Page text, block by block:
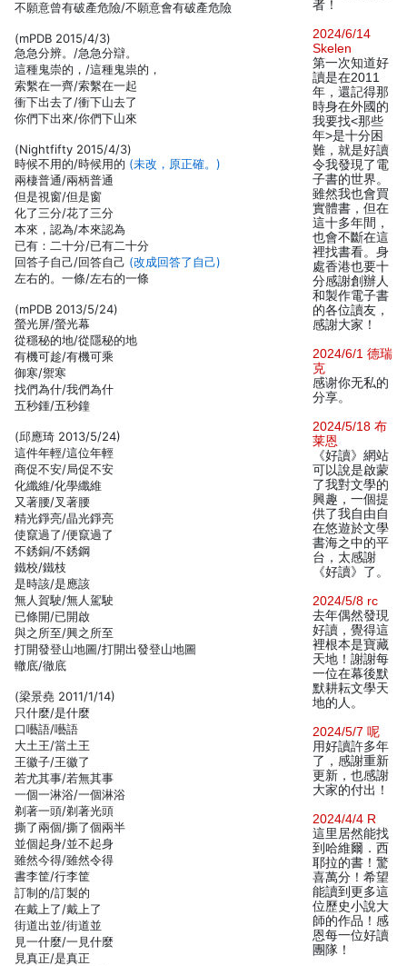
不願意曾有破產危險/不願意會有破產危險
(mPDB 2015/4/3)
急急分辨。/急急分辯。
這種鬼崇的，/這種鬼祟的，
索繫在一齊/索繫在一起
衝下出去了/衝下山去了
你們下出來/你們下山來
(Nightfifty 2015/4/3)
時候不用的/時候用的 (未改，原正確。)
兩棲普通/兩柄普通
但是視窗/但是窗
化了三分/花了三分
本來，認為/本來認為
已有：二十分/已有二十分
回答子自己/回答自己 (改成回答了自己)
左右的。一條/左右的一條
(mPDB 2013/5/24)
螢光屏/螢光幕
從穩秘的地/從隱秘的地
有機可趁/有機可乘
御寒/禦寒
找們為什/我們為什
五秒鍾/五秒鐘
(邱應琦 2013/5/24)
這件年輕/這位年輕
商促不安/局促不安
化纖維/化學纖維
又著腰/叉著腰
精光錚亮/晶光錚亮
使竄過了/便竄過了
不銹銅/不銹鋼
鐵校/鐵枝
是時該/是應該
無人賀駛/無人駕駛
已條開/已開啟
與之所至/興之所至
打開發登山地圖/打開出發登山地圖
轍底/徹底
(梁景堯 2011/1/14)
只什麼/是什麼
口囈語/囈語
大土王/當土王
王徽子/王徽了
若尤其事/若無其事
一個一淋浴/一個淋浴
剃著一頭/剃著光頭
撕了兩個/撕了個兩半
並個起身/並不起身
雖然今得/雖然令得
書李筐/行李筐
訂制的/訂製的
在戴上了/戴上了
街道出並/街道並
見一什麼/一見什麼
見真正/是真正
者！
2024/6/14
Skelen
第一次知道好
讀是在2011
年，還記得那
時身在外國的
我要找<那些
年>是十分困
難，就是好讀
令我發現了電
子書的世界。
雖然我也會買
實體書，但在
這十多年間，
也會不斷在這
裡找書看。身
處香港也要十
分感謝創辦人
和製作電子書
的各位讀友，
感謝大家！
2024/6/1 德瑞
克
感谢你无私的
分享。
2024/5/18 布
莱恩
《好讀》網站
可以說是啟蒙
了我對文學的
興趣，一個提
供了我自由自
在悠遊於文學
書海之中的平
台，太感謝
《好讀》了。
2024/5/8 rc
去年偶然發現
好讀，覺得這
裡根本是寶藏
天地！謝謝每
一位在幕後默
默耕耘文學天
地的人。
2024/5/7 呢
用好讀許多年
了，感謝重新
更新，也感謝
大家的付出！
2024/4/4 R
這里居然能找
到哈維爾．西
耶拉的書！驚
喜萬分！希望
能讀到更多這
位歷史小說大
師的作品！感
恩每一位好讀
團隊！